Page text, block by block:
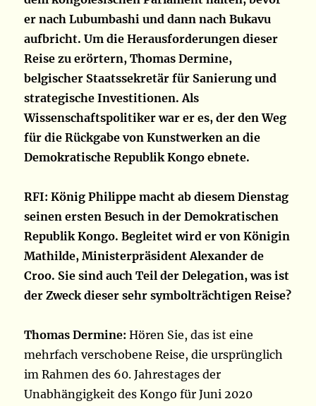
er nach Lubumbashi und dann nach Bukavu
aufbricht. Um die Herausforderungen dieser
Reise zu erörtern, Thomas Dermine,
belgischer Staatssekretär für Sanierung und
strategische Investitionen. Als
Wissenschaftspolitiker war er es, der den Weg
für die Rückgabe von Kunstwerken an die
Demokratische Republik Kongo ebnete.
RFI: König Philippe macht ab diesem Dienstag
seinen ersten Besuch in der Demokratischen
Republik Kongo. Begleitet wird er von Königin
Mathilde, Ministerpräsident Alexander de
Croo. Sie sind auch Teil der Delegation, was ist
der Zweck dieser sehr symbolträchtigen Reise?
Thomas Dermine:Hören Sie, das ist eine
mehrfach verschobene Reise, die ursprünglich
im Rahmen des 60. Jahrestages der
Unabhängigkeit des Kongo für Juni 2020